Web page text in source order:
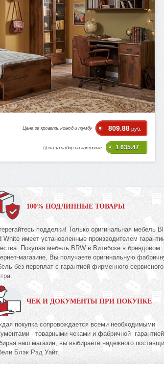
Цена за кровать, комод и тумбу 809.88 руб.
Цена за набор на картинке 1 635.47
100% ПОДЛИННЫЕ ТОВАРЫ
подделки! Только оригинальная мебель
White имеет установленные производителем
Покупая мебель BRW в Витебске в брендовом
магазине, Вы получаете оригинальную
без переплат с гарантией фирменного сервисного
ЧЕК И ДОКУМЕНТЫ ПРИ ПОКУПКЕ
покупка сопровождается всеми необходимыми
- товарными чеками и фабричной гарантией.
наш магазин, вы выбираете надежного
Блэк Рэд Уайт.